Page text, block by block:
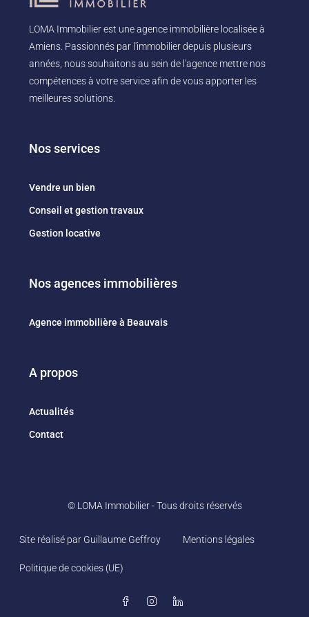
LOMA Immobilier est une agence immobilière localisée à
Amiens. Passionnés par l'immobilier depuis plusieurs
années, nous souhaitons au sein de l'agence mettre nos
compétences à votre service afin de vous apporter les
meilleures solutions.
Nos services
Vendre un bien
Conseil et gestion travaux
Gestion locative
Nos agences immobilières
Agence immobilière à Beauvais
A propos
Actualités
Contact
© LOMA Immobilier - Tous droits réservés
Site réalisé par Guillaume Geffroy Mentions légales
Politique de cookies (UE)